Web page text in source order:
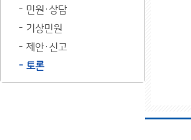
민원·상담
기상민원
제안·신고
토론